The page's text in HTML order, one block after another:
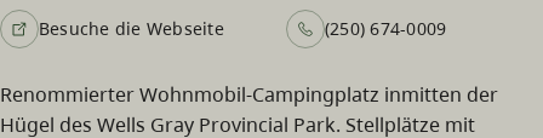
Besuche die Webseite (250) 674-0009
Renommierter Wohnmobil-Campingplatz inmitten der
Hügel des Wells Gray Provincial Park. Stellplätze mit